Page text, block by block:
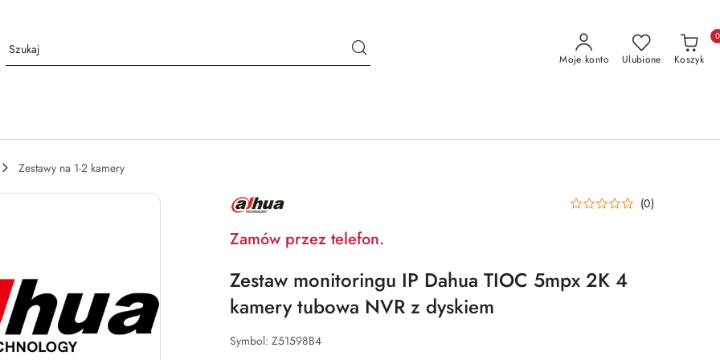
Moje konto Ulubione Koszyk
0
Zestawy na 1-2 kamery
NAZWA
PRODUCENTA: (0)
Zamów przez telefon.
Zestaw monitoringu IP Dahua TIOC 5mpx 2K 4
kamery tubowa NVR z dyskiem
Symbol: Z51598B4